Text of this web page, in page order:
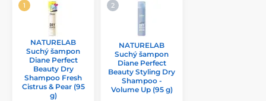
NATURELAB
Suchý šampon
Diane Perfect
Beauty Dry
Shampoo Fresh
Cistrus & Pear (95
g)
NATURELAB
Suchý šampon
Diane Perfect
Beauty Styling Dry
Shampoo -
Volume Up (95 g)